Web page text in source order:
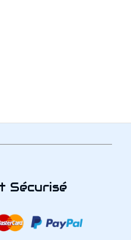
Sécurisé